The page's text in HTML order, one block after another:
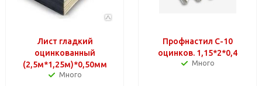
Лист гладкий
оцинкованный
(2,5м*1,25м)*0,50мм
Много
Профнастил С-10
оцинков. 1,15*2*0,4
Много